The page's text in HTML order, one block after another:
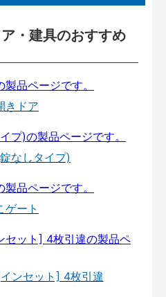
・建具のおすすめ
きドア
なしタイプ)
ゲート
ンセット] 4枚引違